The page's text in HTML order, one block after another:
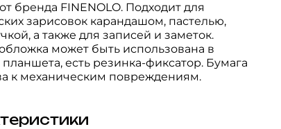
бренда FINENOLO. Подходит для
зарисовок карандашом, пастелью,
а также для записей и заметок.
может быть использована в
планшета, есть резинка-фиксатор. Бумага
к механическим повреждениям.